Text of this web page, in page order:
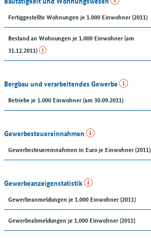
Fertiggestellte Wohnungen je 1.000 Einwohner (2011)
Bestand an Wohnungen je 1.000 Einwohner (am
31.12.2011)
Bergbau und verarbeitendes Gewerbe
Betriebe je 1.000 Einwohner (am 30.09.2011)
Gewerbesteuereinnahmen
Gewerbesteuereinnahmen in Euro je Einwohner (2011)
Gewerbeanzeigenstatistik
Gewerbeanmeldungen je 1.000 Einwohner (2011)
Gewerbeabmeldungen je 1.000 Einwohner (2011)